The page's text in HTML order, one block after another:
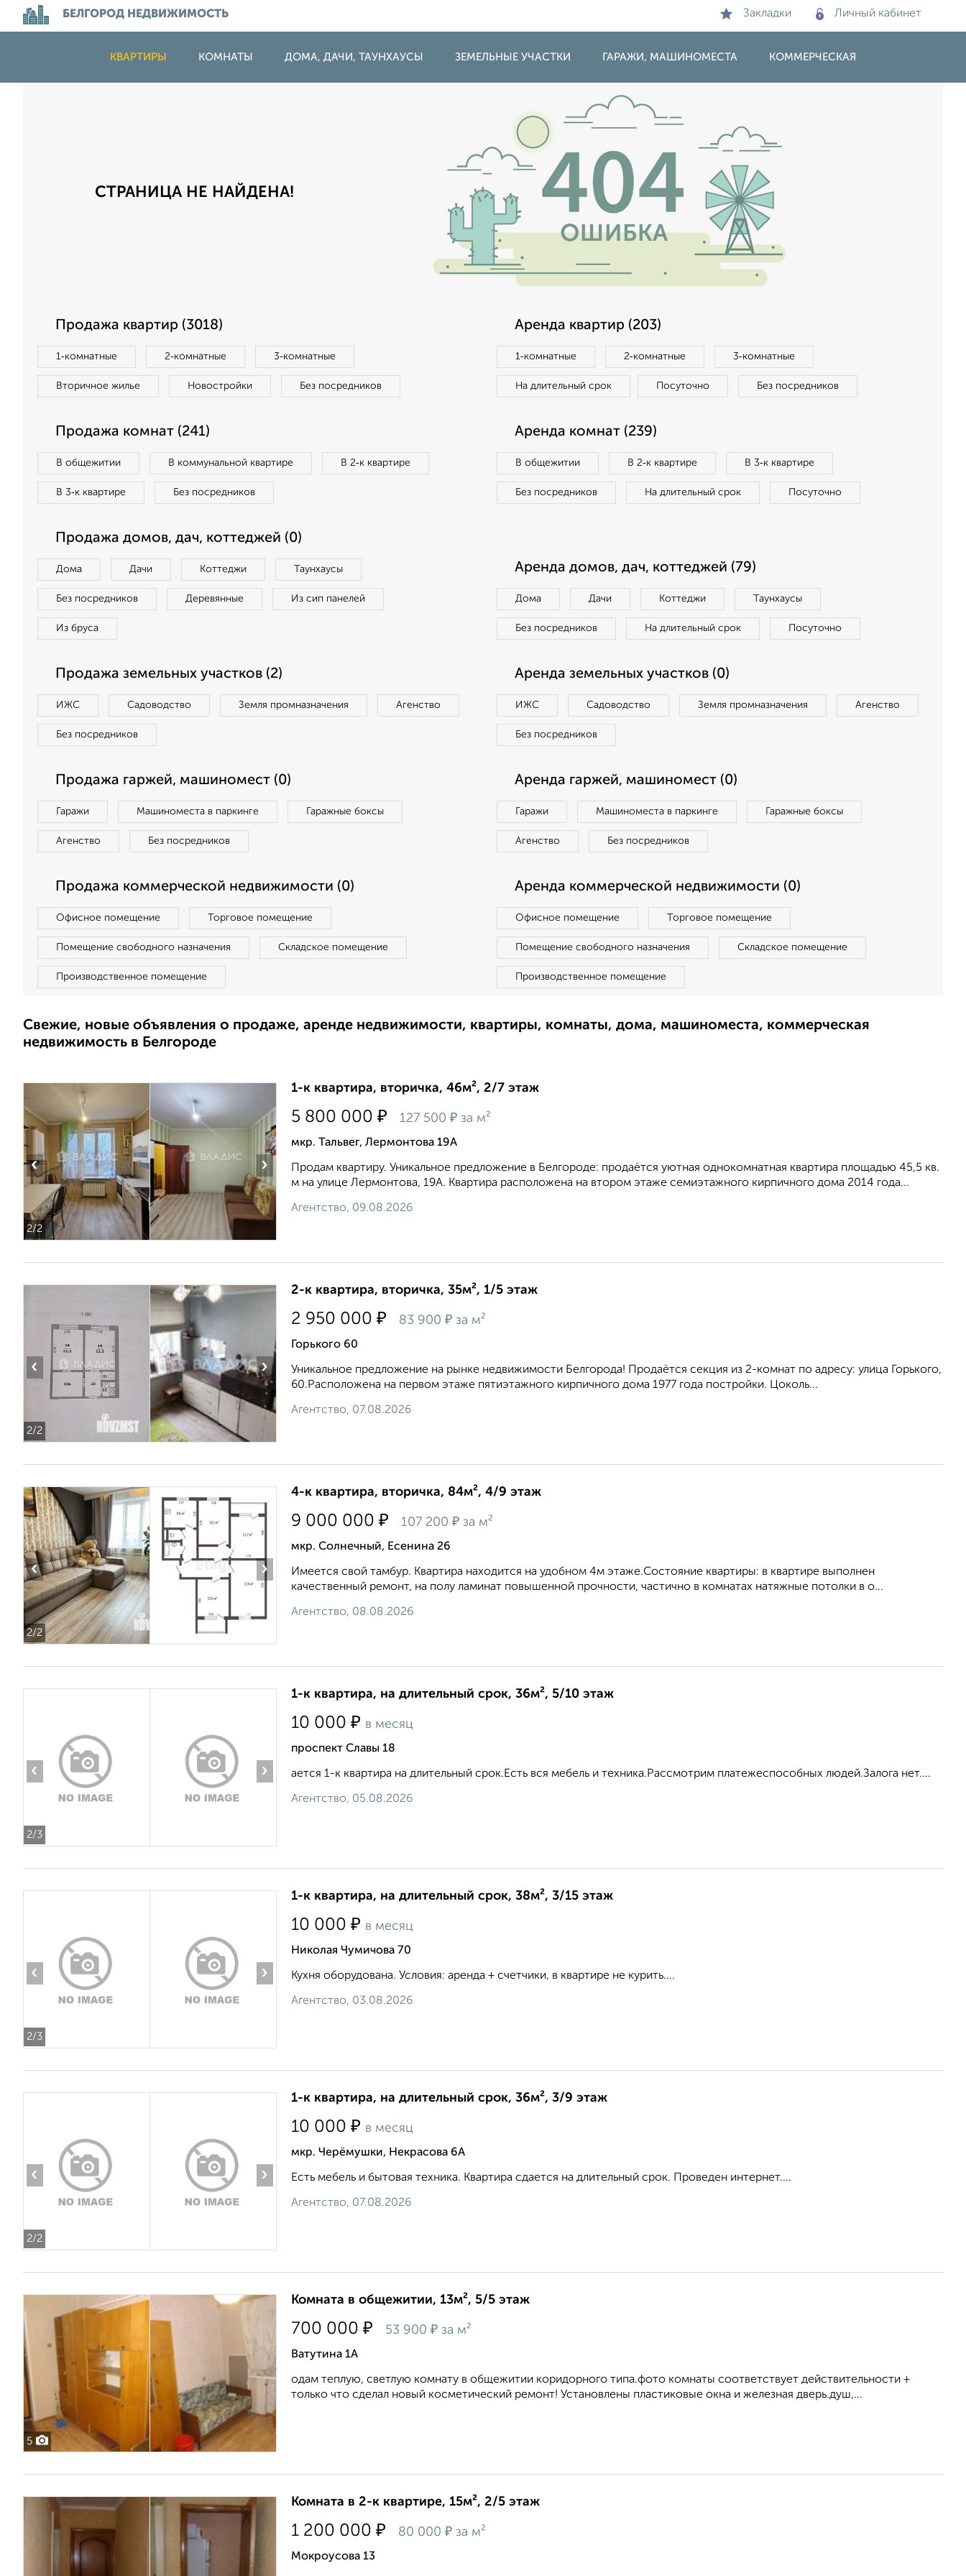
БЕЛГОРОД НЕДВИЖИМОСТЬ Закладки Личный кабинет
КВАРТИРЫ КОМНАТЫ ДОМА, ДАЧИ, ТАУНХАУСЫ ЗЕМЕЛЬНЫЕ УЧАСТКИ ГАРАЖИ, МАШИНОМЕСТА КОММЕРЧЕСКАЯ
СТРАНИЦА НЕ НАЙДЕНА!
Продажа квартир (3018)
1‑комнатные 2‑комнатные 3‑комнатные
Вторичное жилье Новостройки Без посредников
Аренда квартир (203)
1‑комнатные 2‑комнатные 3‑комнатные
На длительный срок Посуточно Без посредников
Продажа комнат (241)
В общежитии В коммунальной квартире В 2‑к квартире
В 3‑к квартире Без посредников
Аренда комнат (239)
В общежитии В 2‑к квартире В 3‑к квартире
Без посредников На длительный срок Посуточно
Продажа домов, дач, коттеджей (0)
Дома Дачи Коттеджи Таунхаусы
Без посредников Деревянные Из сип панелей
Из бруса
Аренда домов, дач, коттеджей (79)
Дома Дачи Коттеджи Таунхаусы
Без посредников На длительный срок Посуточно
Продажа земельных участков (2)
ИЖС Садоводство Земля промназначения Агенство
Без посредников
Аренда земельных участков (0)
ИЖС Садоводство Земля промназначения Агенство
Без посредников
Продажа гаржей, машиномест (0)
Гаражи Машиноместа в паркинге Гаражные боксы
Агенство Без посредников
Аренда гаржей, машиномест (0)
Гаражи Машиноместа в паркинге Гаражные боксы
Агенство Без посредников
Продажа коммерческой недвижимости (0)
Офисное помещение Торговое помещение
Помещение свободного назначения Складское помещение
Производственное помещение
Аренда коммерческой недвижимости (0)
Офисное помещение Торговое помещение
Помещение свободного назначения Складское помещение
Производственное помещение
Свежие, новые объявления о продаже, аренде недвижимости, квартиры, комнаты, дома, машиноместа, коммерческая
недвижимость в Белгороде
2/2
‹ ›
1-к квартира, вторичка, 46м², 2/7 этаж
5 800 000 ₽ 127 500 ₽ за м²
мкр. Тальвег, Лермонтова 19А
Продам квартиру. Уникальное предложение в Белгороде: продаётся уютная однокомнатная квартира площадью 45,5 кв.
м на улице Лермонтова, 19А. Квартира расположена на втором этаже семиэтажного кирпичного дома 2014 года...
Агентство, 09.08.2026
2/2
‹ ›
2-к квартира, вторичка, 35м², 1/5 этаж
2 950 000 ₽ 83 900 ₽ за м²
Горького 60
Уникальное предложение на рынке недвижимости Белгорода! Продаётся секция из 2-комнат по адресу: улица Горького,
60.Расположена на первом этаже пятиэтажного кирпичного дома 1977 года постройки. Цоколь...
Агентство, 07.08.2026
2/2
‹ ›
4-к квартира, вторичка, 84м², 4/9 этаж
9 000 000 ₽ 107 200 ₽ за м²
мкр. Солнечный, Есенина 26
Имеется свой тамбур. Квартира находится на удобном 4м этаже.Состояние квартиры: в квартире выполнен
качественный ремонт, на полу ламинат повышенной прочности, частично в комнатах натяжные потолки в о...
Агентство, 08.08.2026
2/3
‹ ›
1-к квартира, на длительный срок, 36м², 5/10 этаж
10 000 ₽ в месяц
проспект Славы 18
ается 1-к квартира на длительный срок.Есть вся мебель и техника.Рассмотрим платежеспособных людей.Залога нет....
Агентство, 05.08.2026
2/3
‹ ›
1-к квартира, на длительный срок, 38м², 3/15 этаж
10 000 ₽ в месяц
Николая Чумичова 70
Кухня оборудована. Условия: аренда + счетчики, в квартире не курить....
Агентство, 03.08.2026
2/2
‹ ›
1-к квартира, на длительный срок, 36м², 3/9 этаж
10 000 ₽ в месяц
мкр. Черёмушки, Некрасова 6А
Есть мебель и бытовая техника. Квартира сдается на длительный срок. Проведен интернет....
Агентство, 07.08.2026
5
Комната в общежитии, 13м², 5/5 этаж
700 000 ₽ 53 900 ₽ за м²
Ватутина 1А
одам теплую, светлую комнату в общежитии коридорного типа.фото комнаты соответствует действительности +
только что сделал новый косметический ремонт! Установлены пластиковые окна и железная дверь.душ,...
Комната в 2-к квартире, 15м², 2/5 этаж
1 200 000 ₽ 80 000 ₽ за м²
Мокроусова 13